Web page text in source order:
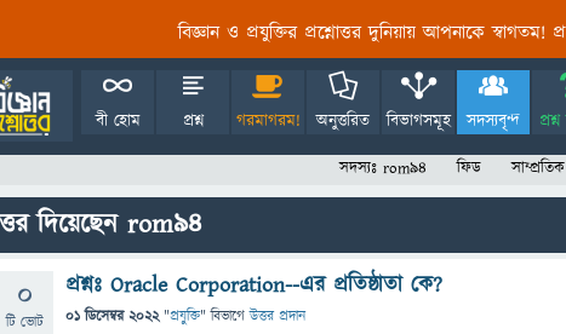
বিজ্ঞান ও প্রযুক্তির প্রশ্নোত্তর দুনিয়ায় আপনাকে স্বাগতম!
বী হোম প্রশ্ন গরমাগরম! অনুত্তরিত বিভাগসমূহ সদস্যবৃন্দ
সদস্যঃ rom94 ফিড
দিয়েছেন rom94
0
টি ভোট
প্রশ্নঃ Oracle Corporation--এর প্রতিষ্ঠাতা কে?
01 ডিসেম্বর 2022 "প্রযুক্তি" বিভাগে উত্তর প্রদান